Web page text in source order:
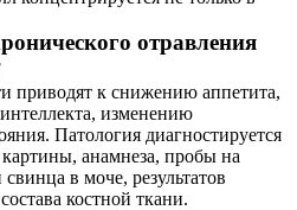
отравления
приводят к снижению аппетита,
изменению
Патология диагностируется
анамнеза, пробы на
в моче, результатов
костной ткани.